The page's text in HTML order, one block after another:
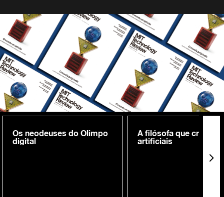
Os neodeuses do Olimpo
digital
A filósofa que cria
artificiais